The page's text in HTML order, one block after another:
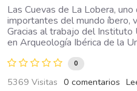
Las Cuevas de La Lobera,
importantes del mundo íbero,
Gracias al trabajo del
en Arqueología Ibérica de la
0
5369 Visitas 0 comentarios